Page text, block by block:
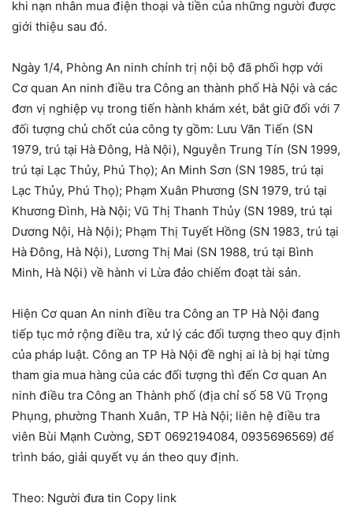
khi nạn nhân mua điện thoại và tiền của những người được
giới thiệu sau đó.
Ngày 1/4, Phòng An ninh chính trị nội bộ đã phối hợp với
Cơ quan An ninh điều tra Công an thành phố Hà Nội và các
đơn vị nghiệp vụ trong tiến hành khám xét, bắt giữ đối với 7
đối tượng chủ chốt của công ty gồm: Lưu Văn Tiến (SN
1979, trú tại Hà Đông, Hà Nội), Nguyễn Trung Tín (SN 1999,
trú tại Lạc Thủy, Phú Thọ); An Minh Sơn (SN 1985, trú tại
Lạc Thủy, Phú Thọ); Phạm Xuân Phương (SN 1979, trú tại
Khương Đình, Hà Nội; Vũ Thị Thanh Thủy (SN 1989, trú tại
Dương Nội, Hà Nội); Phạm Thị Tuyết Hồng (SN 1983, trú tại
Hà Đông, Hà Nội), Lương Thị Mai (SN 1988, trú tại Bình
Minh, Hà Nội) về hành vi Lừa đảo chiếm đoạt tài sản.
Hiện Cơ quan An ninh điều tra Công an TP Hà Nội đang
tiếp tục mở rộng điều tra, xử lý các đối tượng theo quy định
của pháp luật. Công an TP Hà Nội đề nghị ai là bị hại từng
tham gia mua hàng của các đối tượng thì đến Cơ quan An
ninh điều tra Công an Thành phố (địa chỉ số 58 Vũ Trọng
Phụng, phường Thanh Xuân, TP Hà Nội; liên hệ điều tra
viên Bùi Mạnh Cường, SĐT 0692194084, 0935696569) để
trình báo, giải quyết vụ án theo quy định.
Theo: Người đưa tin Copy link